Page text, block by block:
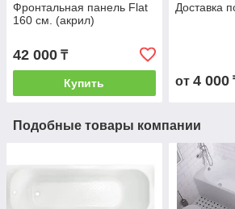
Фронтальная панель Flat
160 см. (акрил)
42 000 ₸
Купить
Доставка
от 4 000
Подобные товары компании